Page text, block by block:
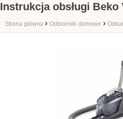
Instrukcja obsługi Beko
Strona główna › Odbiorniki domowe ›